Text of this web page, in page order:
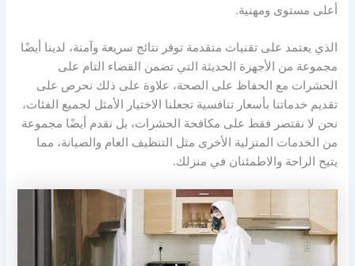
أعلى مستوى ومهنية.
الذي يعتمد على تقنيات متقدمة توفر نتائج سريعة وآمنة، لدينا أيضًا
مجموعة من الأجهزة الحديثة التي تضمن القضاء التام على
الحشرات مع الحفاظ على الصحة، علاوة على ذلك نحرص على
تقديم خدماتنا بأسعار تنافسية تجعلنا الاختيار الأمثل لجميع الفئات،
نحن لا نقتصر فقط على مكافحة الحشرات، بل نقدم أيضًا مجموعة
من الخدمات المنزلية الأخرى مثل التنظيف العام والصيانة، مما
يتيح الراحة والاطمئنان في منزلك.